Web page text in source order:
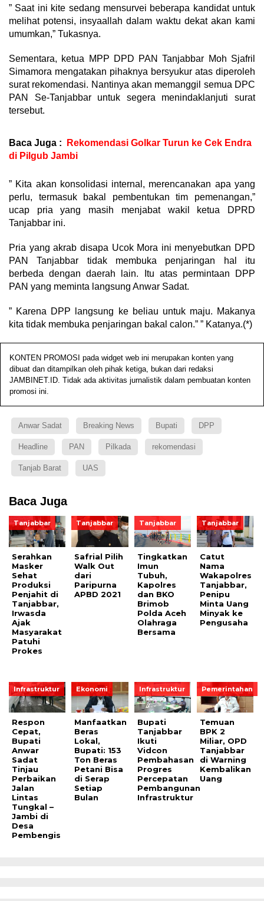
” Saat ini kite sedang mensurvei beberapa kandidat untuk
melihat potensi, insyaallah dalam waktu dekat akan kami
umumkan,” Tukasnya.
Sementara, ketua MPP DPD PAN Tanjabbar Moh Sjafril
Simamora mengatakan pihaknya bersyukur atas diperoleh
surat rekomendasi. Nantinya akan memanggil semua DPC
PAN Se-Tanjabbar untuk segera menindaklanjuti surat
tersebut.
Baca Juga :
Rekomendasi Golkar Turun ke Cek Endra
di Pilgub Jambi
” Kita akan konsolidasi internal, merencanakan apa yang
perlu, termasuk bakal pembentukan tim pemenangan,”
ucap pria yang masih menjabat wakil ketua DPRD
Tanjabbar ini.
Pria yang akrab disapa Ucok Mora ini menyebutkan DPD
PAN Tanjabbar tidak membuka penjaringan hal itu
berbeda dengan daerah lain. Itu atas permintaan DPP
PAN yang meminta langsung Anwar Sadat.
” Karena DPP langsung ke beliau untuk maju. Makanya
kita tidak membuka penjaringan bakal calon.” ” Katanya.(*)
KONTEN PROMOSI pada widget web ini merupakan konten yang
dibuat dan ditampilkan oleh pihak ketiga, bukan dari redaksi
JAMBINET.ID. Tidak ada aktivitas jurnalistik dalam pembuatan konten
promosi ini.
Anwar Sadat Breaking News Bupati DPP
Headline PAN Pilkada rekomendasi
Tanjab Barat UAS
Baca Juga
Tanjabbar
Serahkan
Masker
Sehat
Produksi
Penjahit di
Tanjabbar,
Irwasda
Ajak
Masyarakat
Patuhi
Prokes
Tanjabbar
Safrial Pilih
Walk Out
dari
Paripurna
APBD 2021
Tanjabbar
Tingkatkan
Imun
Tubuh,
Kapolres
dan BKO
Brimob
Polda Aceh
Olahraga
Bersama
Tanjabbar
Catut
Nama
Wakapolres
Tanjabbar,
Penipu
Minta Uang
Minyak ke
Pengusaha
Infrastruktur
Respon
Cepat,
Bupati
Anwar
Sadat
Tinjau
Perbaikan
Jalan
Lintas
Tungkal –
Jambi di
Desa
Pembengis
Ekonomi
Manfaatkan
Beras
Lokal,
Bupati: 153
Ton Beras
Petani Bisa
di Serap
Setiap
Bulan
Infrastruktur
Bupati
Tanjabbar
Ikuti
Vidcon
Pembahasan
Progres
Percepatan
Pembangunan
Infrastruktur
Pemerintahan
Temuan
BPK 2
Miliar, OPD
Tanjabbar
di Warning
Kembalikan
Uang